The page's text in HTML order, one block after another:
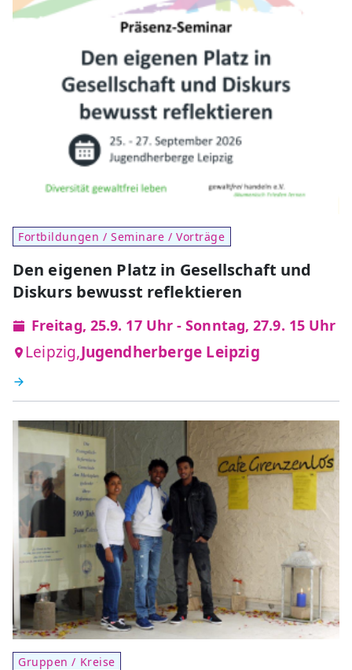
Fortbildungen / Seminare / Vorträge
Den eigenen Platz in Gesellschaft und
Diskurs bewusst reflektieren
Freitag, 25.9. 17 Uhr - Sonntag, 27.9. 15 Uhr
Leipzig,Jugendherberge Leipzig
Gruppen / Kreise